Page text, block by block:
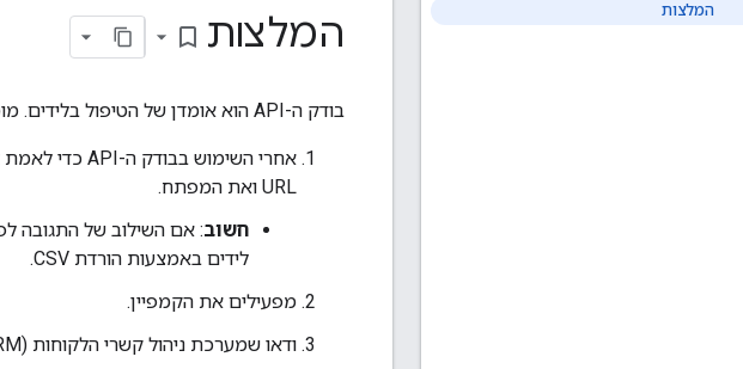
המלצות
המלצות bookmark_border
בודק ה-API הוא אומדן של הטיפול בלידים. מומלץ לבצע את הפעולות הבאות כשמתחילים שידור חי בפעם הראשונה:
URL ואת המפתח.
חשוב
לידים באמצעות הורדת CSV.
מפעילים את הקמפיין.
ודאו שמערכת ניהול קשרי הלקוחות (CRM) מטפלת כראוי בלידים.